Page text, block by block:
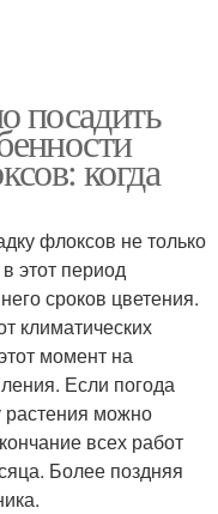
посадить
когда
флоксов не только
этот период
сроков цветения.
климатических
момент на
Если погода
растения можно
всех работ
Более поздняя